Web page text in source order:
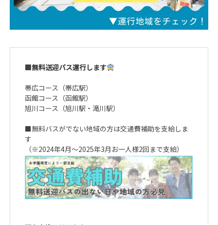
■無料送迎バス運行します
帯広コース（帯広駅）
函館コース（函館駅）
旭川コース（旭川駅・滝川駅）
■無料バスがでない地域の方は交通費補助を支給しま
す
（※2024年4月～2025年3月お一人様2回まで支給）